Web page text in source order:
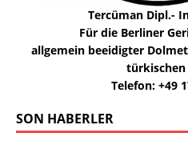
Tercüman Dipl.-
Für die Berliner
allgemein beeidigter
türkischen
Telefon: +49
SON HABERLER